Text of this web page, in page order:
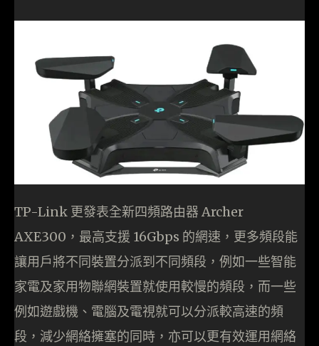
TP-Link 更發表全新四頻路由器 Archer
AXE300，最高支援 16Gbps 的網速，更多頻段能
讓用戶將不同裝置分派到不同頻段，例如一些智能
家電及家用物聯網裝置就使用較慢的頻段，而一些
例如遊戲機、電腦及電視就可以分派較高速的頻
段，減少網絡擁塞的同時，亦可以更有效運用網絡